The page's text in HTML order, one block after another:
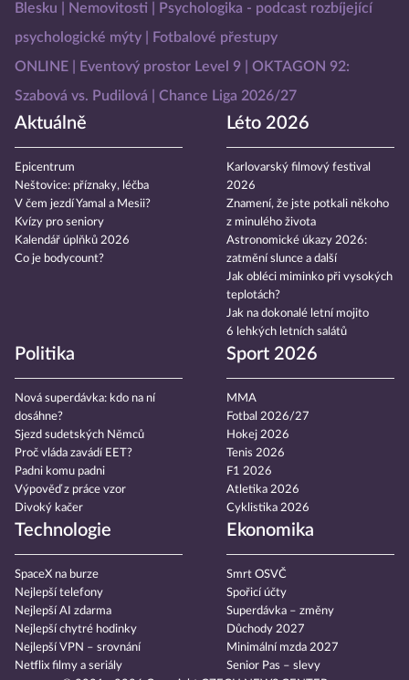
Blesku
Nemovitosti
Psychologika - podcast rozbíjející
psychologické mýty
Fotbalové přestupy
ONLINE
Eventový prostor Level 9
OKTAGON 92:
Szabová vs. Pudilová
Chance Liga 2026/27
Aktuálně
Epicentrum
Neštovice: příznaky, léčba
V čem jezdí Yamal a Mesii?
Kvízy pro seniory
Kalendář úplňků 2026
Co je bodycount?
Léto 2026
Karlovarský filmový festival
2026
Znamení, že jste potkali někoho
z minulého života
Astronomické úkazy 2026:
zatmění slunce a další
Jak obléci miminko při vysokých
teplotách?
Jak na dokonalé letní mojito
6 lehkých letních salátů
Politika
Nová superdávka: kdo na ní
dosáhne?
Sjezd sudetských Němců
Proč vláda zavádí EET?
Padni komu padni
Výpověď z práce vzor
Divoký kačer
Sport 2026
MMA
Fotbal 2026/27
Hokej 2026
Tenis 2026
F1 2026
Atletika 2026
Cyklistika 2026
Technologie
SpaceX na burze
Nejlepší telefony
Nejlepší AI zdarma
Nejlepší chytré hodinky
Nejlepší VPN – srovnání
Netflix filmy a seriály
Ekonomika
Smrt OSVČ
Spořicí účty
Superdávka – změny
Důchody 2027
Minimální mzda 2027
Senior Pas – slevy